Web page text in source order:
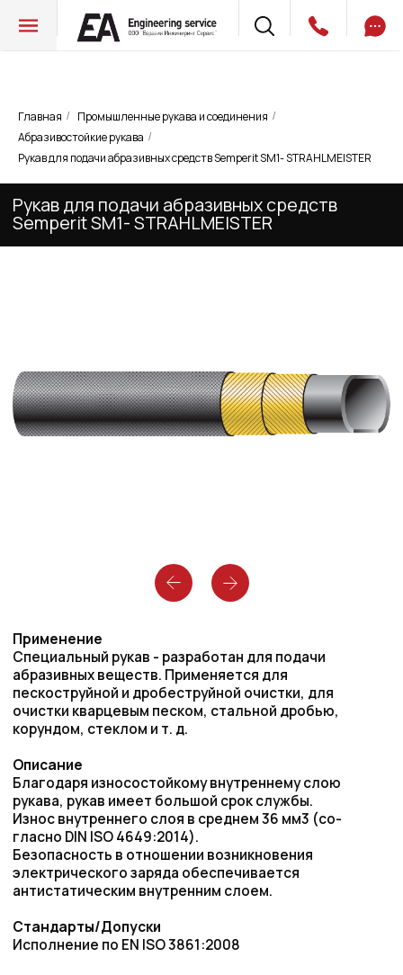
Главная / Промышленные рукава и соединения /
Абразивостойкие рукава /
Рукав для подачи абразивных средств Semperit SM1- STRAHLMEISTER
Рукав для подачи абразивных средств
Semperit SM1- STRAHLMEISTER
рукава, рукав имеет большой срок службы.
Износ внутреннего слоя в среднем 36 мм3 (со-
антистатическим внутренним слоем.
Стандарты/Допуски
Исполнение по EN ISO 3861:2008
Примечание
Можно получить 4 слоя усиления для особо
тяжелого применения на основе запроса
-35°C/+80°C
Запас прочности
3,5 : 1
Внутренний слой
SBR/NR/BR, черный, гладкий, антистатический,
повышенная износостойкость
Армирование
Тканевое усиление, навивка
Наружный слой
SBR, черный, антистатический, отпечаток от
текстильного бандажа